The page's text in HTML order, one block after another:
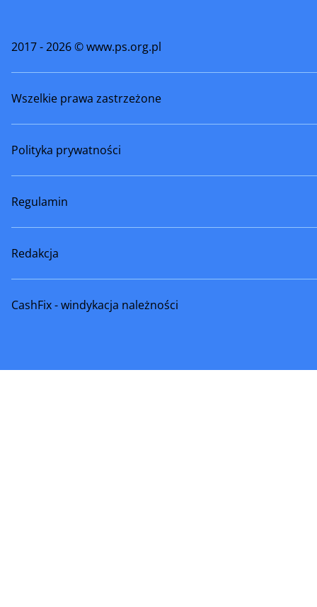
2017 - 2026 © www.ps.org.pl
Wszelkie prawa zastrzeżone
Polityka prywatności
Regulamin
Redakcja
CashFix - windykacja należności